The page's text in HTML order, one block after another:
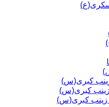
کبری(س)
کبری(س)
کبری(س)